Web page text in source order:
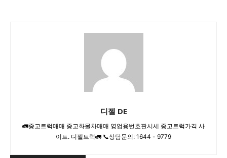
디젤 DE
🚛중고트럭매매 중고화물차매매 영업용번호판시세 중고트럭가격 사
이트. 디젤트럭🚛 📞상담문의: 1644 - 9779